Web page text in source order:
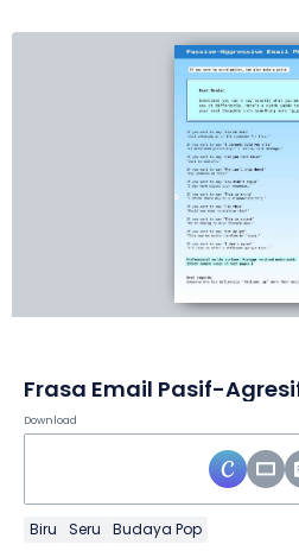
Frasa Email Pasif-
Download
Biru Seru Budaya Pop